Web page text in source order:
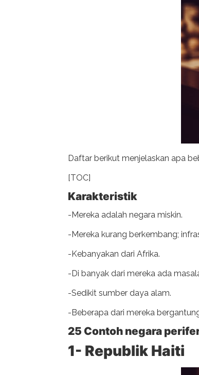
Daftar berikut menjelaskan apa
[TOC]
Karakteristik
-Mereka adalah negara miskin.
-Mereka kurang berkembang;
-Kebanyakan dari Afrika.
-Di banyak dari mereka ada
-Sedikit sumber daya alam.
-Beberapa dari mereka
25 Contoh negara
1- Republik Haiti